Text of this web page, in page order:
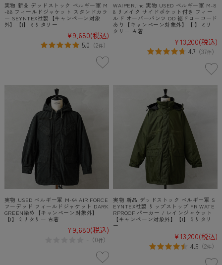
実物 新品 デッドストック ベルギー軍 M
-88 フィールドジャケット スタンドカラ
ー SEYNTEX社製【キャンペーン対象
外】【I】ミリタリー
¥9,680(税込)
5.0 （2件）
WAIPER.inc 実物 USED ベルギー軍 M-8
8 リメイク サイドポケット付き フィー
ルド オーバーパンツ OD 裾ドローコード
あり【キャンペーン対象外】【I】ミリ
タリー 古着
¥13,200(税込)
4.7 （37件）
実物 USED ベルギー軍 M-64 AIR FORCE
フーデッド フィールドジャケット DARK
GREEN染め【キャンペーン対象外】
【I】ミリタリー 古着
¥9,680(税込)
-（0件）
実物 新品 デッドストック ベルギー軍 S
EYNTEX社製 リップストップ FR WATE
RPROOF パーカー / レインジャケット
【キャンペーン対象外】【I】ミリタリ
ー
¥13,200(税込)
4.5 （2件）